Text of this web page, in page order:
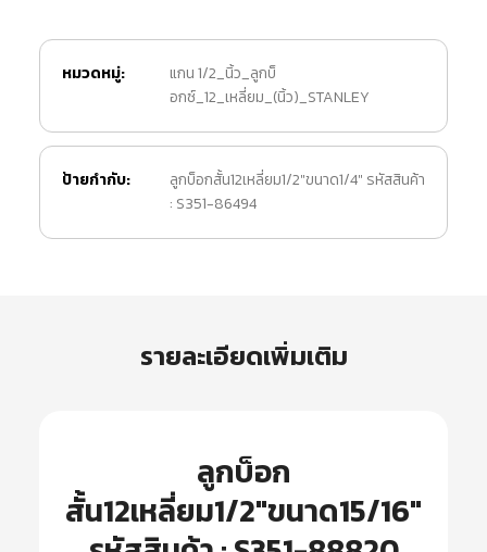
หมวดหมู่:
แกน 1/2_นิ้ว_ลูกบ็
อกซ์_12_เหลี่ยม_(นิ้ว)_STANLEY
ป้ายกำกับ:
ลูกบ็อกสั้น12เหลี่ยม1/2"ขนาด1/4" รหัสสินค้า
: S351-86494
รายละเอียดเพิ่มเติม
ลูกบ็อก
สั้น12เหลี่ยม1/2″ขนาด15/16″